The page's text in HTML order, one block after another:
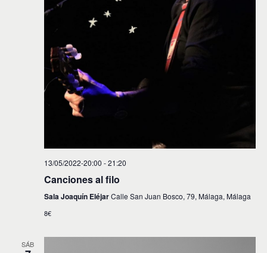
13/05/2022-20:00 -21:20
Canciones al filo
Sala Joaquín EléjarCalle San Juan Bosco, 79, Málaga, Málaga
8€
SÁB